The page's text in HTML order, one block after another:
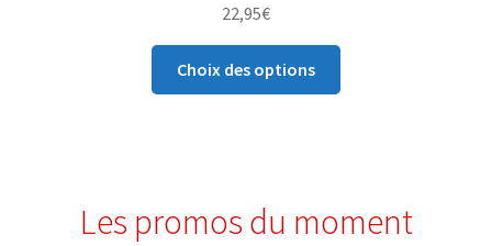
5
22,95€
Choix des options
Les promos du moment